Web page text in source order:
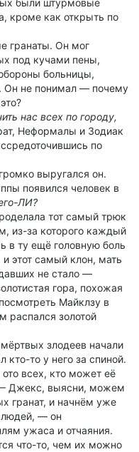
были штурмовые
кроме как открыть по
гранаты. Он мог
под кучами пены,
больницы,
Он не понимал — почему
нас всех по городу,
Неформалы и Зодиак
по
выругался он.
появился человек в
ЛИ?
тот самый трюк
из-за которого каждый
в ту ещё головную боль
и этот самый клон, мать
не стало —
гора, похожая
Майклзу в
распался золотой
злодеев начали
то у него за спиной.
всех, кто может её
Джекс, выясни, можем
гранат, и начнём уже
людей, — он
ужаса и отчаяния.
что-то, чем их можно